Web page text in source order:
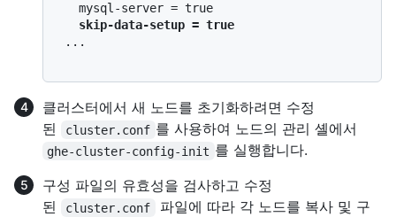
   mysql-server = true
skip-data-setup = true
...
클러스터에서 새 노드를 초기화하려면 수정
된
cluster.conf 를 사용하여 노드의 관리 셸에서
ghe-cluster-config-init 를 실행합니다.
구성 파일의 유효성을 검사하고 수정
된
cluster.conf
파일에 따라 각 노드를 복사 및 구